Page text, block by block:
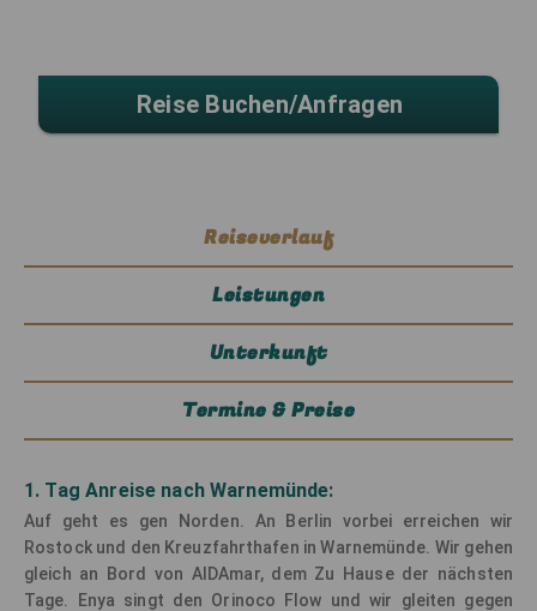
Reise Buchen/anfragen
Reiseverlauf
Leistungen
Unterkunft
Termine & Preise
1. Tag Anreise nach Warnemünde:
Auf geht es gen Norden. An Berlin vorbei erreichen wir
Rostock und den Kreuzfahrthafen in Warnemünde. Wir gehen
gleich an Bord von AIDAmar, dem Zu Hause der nächsten
Tage. Enya singt den Orinoco Flow und wir gleiten gegen